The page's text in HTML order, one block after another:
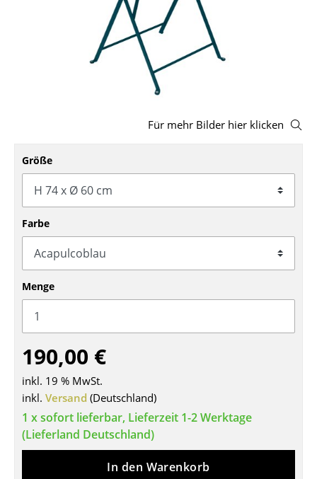
Bänke & Liegen
Schaukelstühle
Bürodrehstühle
Konferenzstühle
Bürosessel
Einzelteile
... alle Sitzmöbel
Tische
Esstische
Beistelltische
Couchtische
Schreibtische
Für mehr Bilder hier klicken
Größe
Farbe
Menge
190,00 €
inkl. 19 % MwSt.
inkl. Versand (Deutschland)
1 x sofort lieferbar, Lieferzeit 1-2 Werktage
(Lieferland Deutschland)
In den Warenkorb